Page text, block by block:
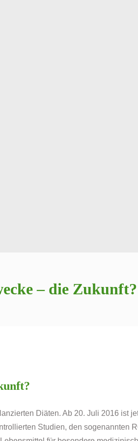
– die Zukunft?
Diäten. Ab 20. Juli 2016 ist
Studien, den sogenannten